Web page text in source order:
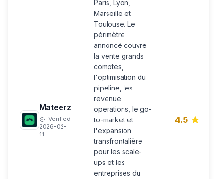
Mateerz
Verified
2026-02-
11
Paris, Lyon,
Marseille et
Toulouse. Le
périmètre
annoncé couvre
la vente grands
comptes,
l'optimisation du
pipeline, les
revenue
operations, le go-
to-market et
l'expansion
transfrontalière
pour les scale-
ups et les
entreprises du
4.5